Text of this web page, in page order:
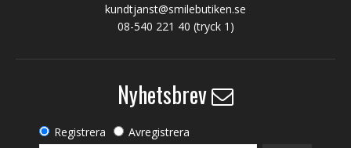
kundtjanst@smilebutiken.se
08-540 221 40 (tryck 1)
Nyhetsbrev
Registrera Avregistrera